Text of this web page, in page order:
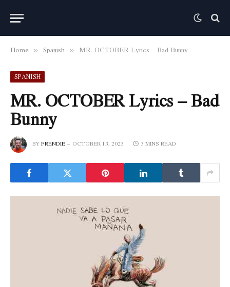
Home » Spanish » MR. OCTOBER Lyrics – Bad Bunny
SPANISH
MR. OCTOBER Lyrics – Bad
Bunny
BYFRENDIE OCTOBER 13, 2023 3 MINS READ